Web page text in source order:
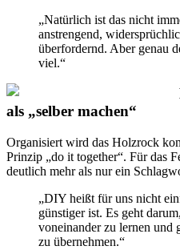
„Natürlich ist das nicht
anstrengend,
überfordernd. Aber genau
viel.“
als „selber machen“
Organisiert wird das Holzrock
Prinzip „do it together“. Für das
deutlich mehr als nur ein
„DIY heißt für uns nicht
günstiger ist. Es geht
voneinander zu lernen und
zu übernehmen.“